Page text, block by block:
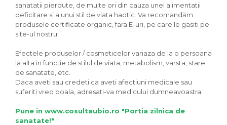
sanatatii pierdute, de multe ori din cauza unei alimentatii
deficitare si a unui stil de viata haotic. Va recomandăm
produsele certificate organic, fara E-uri, pe care le gasiti pe
site-ul nostru.
Efectele produselor / cosmeticelor variaza de la o persoana
la alta in functie de stilul de viata, metabolism, varsta, stare
de sanatate, etc.
Daca aveti sau credeti ca aveti afectiuni medicale sau
suferiti vreo boala, adresati-va medicului dumneavoastra.
Pune in www.cosultaubio.ro "Portia zilnica de
sanatate!"